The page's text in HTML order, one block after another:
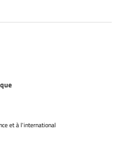
et à l'international